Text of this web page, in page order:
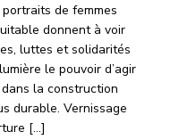
de femmes
donnent à voir
luttes et solidarités
le pouvoir d’agir
la construction
durable. Vernissage
[…]